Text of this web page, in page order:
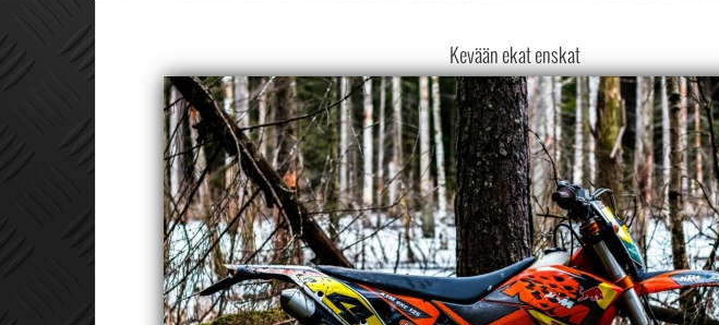
Kevään ekat enskat